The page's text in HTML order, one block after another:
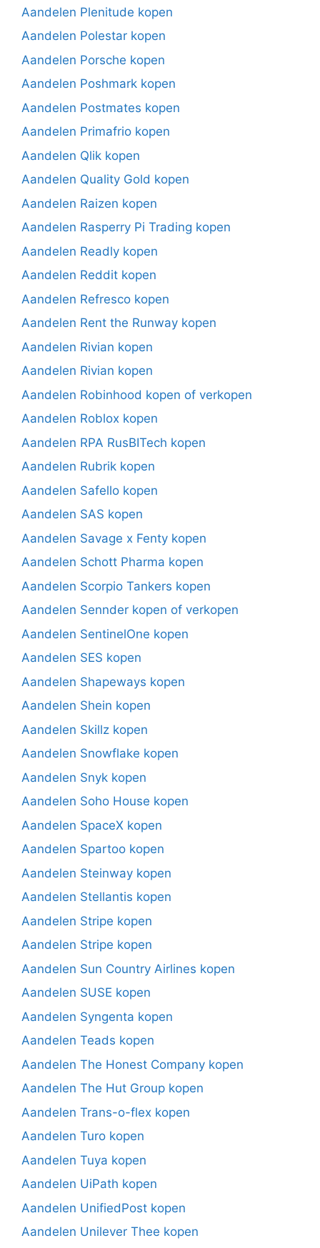
Aandelen Plenitude kopen
Aandelen Polestar kopen
Aandelen Porsche kopen
Aandelen Poshmark kopen
Aandelen Postmates kopen
Aandelen Primafrio kopen
Aandelen Qlik kopen
Aandelen Quality Gold kopen
Aandelen Raizen kopen
Aandelen Rasperry Pi Trading kopen
Aandelen Readly kopen
Aandelen Reddit kopen
Aandelen Refresco kopen
Aandelen Rent the Runway kopen
Aandelen Rivian kopen
Aandelen Rivian kopen
Aandelen Robinhood kopen of verkopen
Aandelen Roblox kopen
Aandelen RPA RusBITech kopen
Aandelen Rubrik kopen
Aandelen Safello kopen
Aandelen SAS kopen
Aandelen Savage x Fenty kopen
Aandelen Schott Pharma kopen
Aandelen Scorpio Tankers kopen
Aandelen Sennder kopen of verkopen
Aandelen SentinelOne kopen
Aandelen SES kopen
Aandelen Shapeways kopen
Aandelen Shein kopen
Aandelen Skillz kopen
Aandelen Snowflake kopen
Aandelen Snyk kopen
Aandelen Soho House kopen
Aandelen SpaceX kopen
Aandelen Spartoo kopen
Aandelen Steinway kopen
Aandelen Stellantis kopen
Aandelen Stripe kopen
Aandelen Stripe kopen
Aandelen Sun Country Airlines kopen
Aandelen SUSE kopen
Aandelen Syngenta kopen
Aandelen Teads kopen
Aandelen The Honest Company kopen
Aandelen The Hut Group kopen
Aandelen Trans-o-flex kopen
Aandelen Turo kopen
Aandelen Tuya kopen
Aandelen UiPath kopen
Aandelen UnifiedPost kopen
Aandelen Unilever Thee kopen